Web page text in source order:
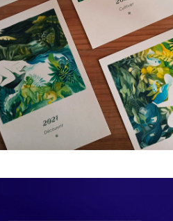
ILLUSTRATION
Voeux 2021